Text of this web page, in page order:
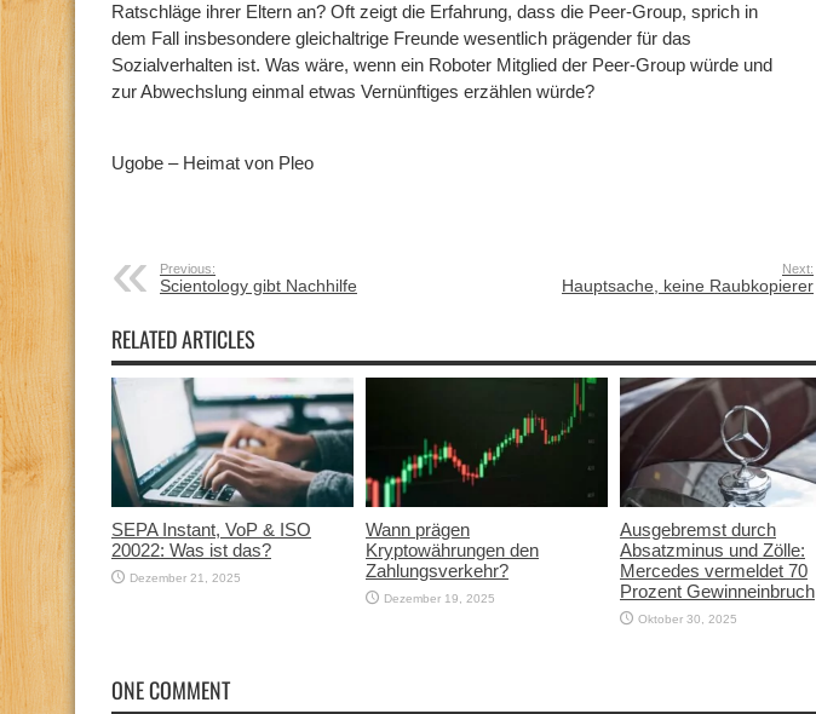
Ratschläge ihrer Eltern an? Oft zeigt die Erfahrung, dass die Peer-Group, sprich in
dem Fall insbesondere gleichaltrige Freunde wesentlich prägender für das
Sozialverhalten ist. Was wäre, wenn ein Roboter Mitglied der Peer-Group würde und
zur Abwechslung einmal etwas Vernünftiges erzählen würde?
Ugobe – Heimat von Pleo
Previous:
Scientology gibt Nachhilfe
Next:
Hauptsache, keine Raubkopierer
RELATED ARTICLES
SEPA Instant, VoP & ISO
20022: Was ist das?
Dezember 21, 2025
Wann prägen
Kryptowährungen den
Zahlungsverkehr?
Dezember 19, 2025
Ausgebremst durch
Absatzminus und Zölle:
Mercedes vermeldet 70
Prozent Gewinneinbruch
Oktober 30, 2025
ONE COMMENT